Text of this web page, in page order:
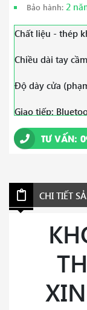
Bảo hành: 2
Chất liệu - thép
Chiều dài tay
Độ dày cửa
Giao tiếp:
Hệ điều hành
Tuổi thọ pin:
12tháng)
Cung cấp năng
Điện áp làm
Chế độ mở
TƯ VẤN:
CHI TIẾT